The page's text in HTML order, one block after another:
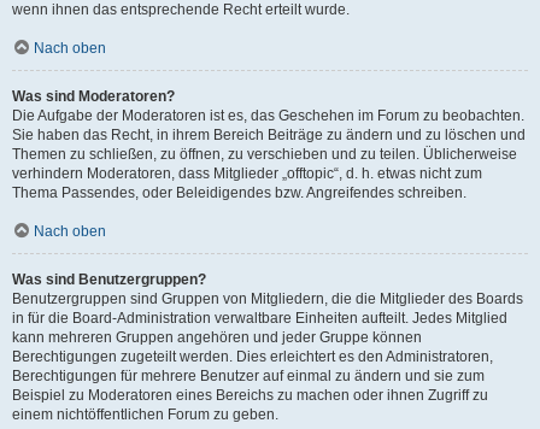
wenn ihnen das entsprechende Recht erteilt wurde.
Nach oben
Was sind Moderatoren?
Die Aufgabe der Moderatoren ist es, das Geschehen im Forum zu beobachten.
Sie haben das Recht, in ihrem Bereich Beiträge zu ändern und zu löschen und
Themen zu schließen, zu öffnen, zu verschieben und zu teilen. Üblicherweise
verhindern Moderatoren, dass Mitglieder „offtopic“, d. h. etwas nicht zum
Thema Passendes, oder Beleidigendes bzw. Angreifendes schreiben.
Nach oben
Was sind Benutzergruppen?
Benutzergruppen sind Gruppen von Mitgliedern, die die Mitglieder des Boards
in für die Board-Administration verwaltbare Einheiten aufteilt. Jedes Mitglied
kann mehreren Gruppen angehören und jeder Gruppe können
Berechtigungen zugeteilt werden. Dies erleichtert es den Administratoren,
Berechtigungen für mehrere Benutzer auf einmal zu ändern und sie zum
Beispiel zu Moderatoren eines Bereichs zu machen oder ihnen Zugriff zu
einem nichtöffentlichen Forum zu geben.